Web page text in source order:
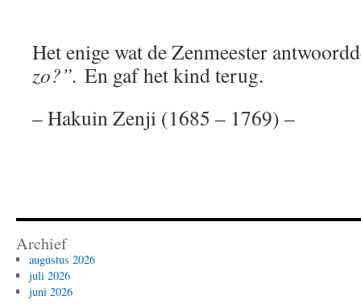
Het enige wat de Zenmeester
zo?”. En gaf het kind terug.
– Hakuin Zenji (1685 – 1769) –
Archief
augustus 2026
juli 2026
juni 2026